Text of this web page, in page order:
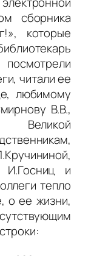
сборника
которые
читали ее
любимому
В.В.,
Великой
И.Госниц и
тепло
о ее жизни,